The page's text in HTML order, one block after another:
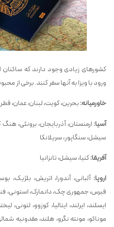
کشورهای زیادی وجود دارند که ساکنان
ورود با ویزا به آنها سفر کنند. برخی از
خاورمیانه:بحرین، کویت، لبنان، عمان،
آسیا:ارمنستان، آذربایجان، برونئی، هنگ
سیشل، سنگاپور، سریلانکا
آفریقا:کنیا، سیشل، تانزانیا
اروپا:آلبانی، آندورا، اتریش، بلژیک،
قبرس، جمهوری چک، دانمارک، استونی،
ایسلند، ایرلند، ایتالیا، کوزوو، لتونی،
موناکو، مونته نگرو، هلند، مقدونیه